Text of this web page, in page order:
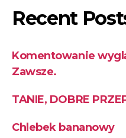
Recent
Komentowanie
Zawsze.
TANIE, DOBRE
Chlebek bananowy